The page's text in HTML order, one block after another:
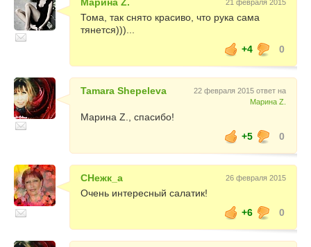
21 февраля 2015
Тома, так снято красиво, что рука сама
тянется)))...
+4
0
Tamara Shepeleva
22 февраля 2015 ответ на
Марина Z.
Марина Z., спасибо!
+5
0
СНежк_а 26 февраля 2015
Очень интересный салатик!
+6
0